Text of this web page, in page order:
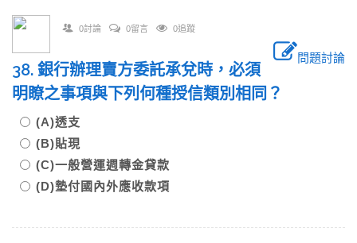
0討論 0留言 0追蹤
問題討論
38. 銀行辦理賣方委託承兌時，必須
明瞭之事項與下列何種授信類別相同？
(A)透支
(B)貼現
(C)一般營運週轉金貸款
(D)墊付國內外應收款項